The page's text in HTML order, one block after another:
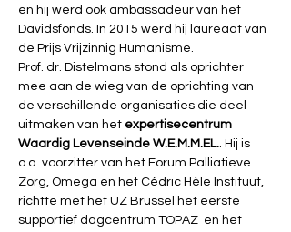
en hij werd ook ambassadeur van het
Davidsfonds. In 2015 werd hij laureaat van
de Prijs Vrijzinnig Humanisme.
Prof. dr. Distelmans stond als oprichter
mee aan de wieg van de oprichting van
de verschillende organisaties die deel
uitmaken van het expertisecentrum
Waardig Levenseinde W.E.M.M.EL.. Hij is
o.a. voorzitter van het Forum Palliatieve
Zorg, Omega en het Cédric Hèle Instituut,
richtte met het UZ Brussel het eerste
supportief dagcentrum TOPAZ  en het